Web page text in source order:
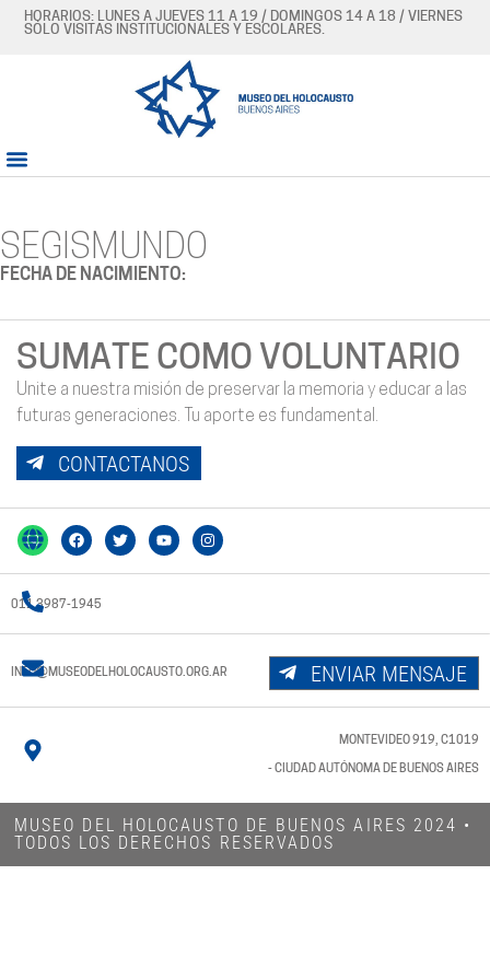
HORARIOS: LUNES A JUEVES 11 A 19 / DOMINGOS 14 A 18 / VIERNES
SÓLO VISITAS INSTITUCIONALES Y ESCOLARES.
SEGISMUNDO
FECHA DE NACIMIENTO:
SUMATE COMO VOLUNTARIO
Unite a nuestra misión de preservar la memoria y educar a las
futuras generaciones. Tu aporte es fundamental.
CONTACTANOS
011 3987-1945
INFO@MUSEODELHOLOCAUSTO.ORG.AR ENVIAR MENSAJE
MONTEVIDEO 919, C1019
- CIUDAD AUTÓNOMA DE BUENOS AIRES
MUSEO DEL HOLOCAUSTO DE BUENOS AIRES 2024​ •
TODOS LOS DERECHOS RESERVADOS